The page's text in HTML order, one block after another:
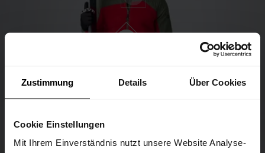
Zustimmung Details Über Cookies
Cookie Einstellungen
Mit Ihrem Einverständnis nutzt unsere Website Analyse-